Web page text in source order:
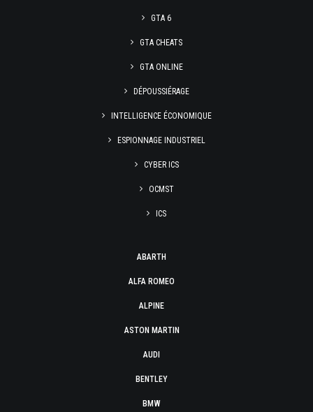
GTA 6
GTA CHEATS
GTA ONLINE
DÉPOUSSIÉRAGE
INTELLIGENCE ÉCONOMIQUE
ESPIONNAGE INDUSTRIEL
CYBER ICS
OCMST
ICS
ABARTH
ALFA ROMEO
ALPINE
ASTON MARTIN
AUDI
BENTLEY
BMW